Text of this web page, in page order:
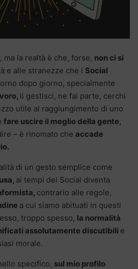
la realtà è che, forse, non ci si
e alle stranezze che i Social
dopo giorno, specialmente
li gestisci, ne fai parte, cerchi
utile al raggiungimento di uno
fare uscire il meglio della gente,
– è rinomato che accade
di un gesto semplice come
ai tempi dei Social diventa
contrario alle regole,
a cui siamo abituati in questi
troppo spesso, la normalità
assolutamente discutibili e
morale.
specifico, sul mio profilo